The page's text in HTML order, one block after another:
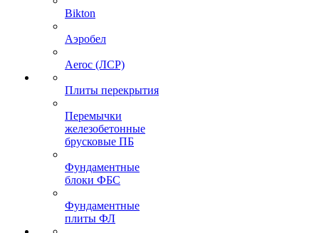
Bikton
Аэробел
Aeroc (ЛСР)
Плиты перекрытия
Перемычки
железобетонные
брусковые ПБ
Фундаментные
блоки ФБС
Фундаментные
плиты ФЛ